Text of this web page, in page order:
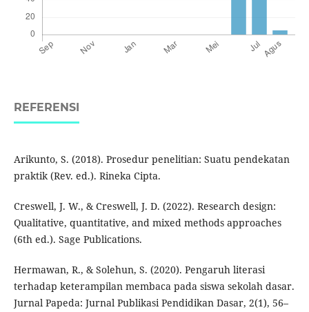
REFERENSI
Arikunto, S. (2018). Prosedur penelitian: Suatu pendekatan
praktik (Rev. ed.). Rineka Cipta.
Creswell, J. W., & Creswell, J. D. (2022). Research design:
Qualitative, quantitative, and mixed methods approaches
(6th ed.). Sage Publications.
Hermawan, R., & Solehun, S. (2020). Pengaruh literasi
terhadap keterampilan membaca pada siswa sekolah dasar.
Jurnal Papeda: Jurnal Publikasi Pendidikan Dasar, 2(1), 56–